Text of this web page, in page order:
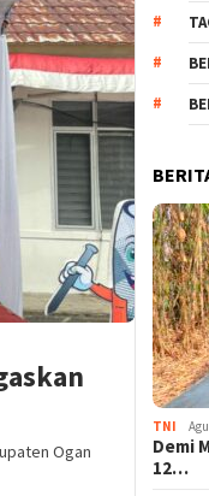
Ogan
TNI
Demi
12…